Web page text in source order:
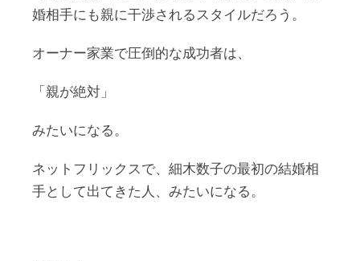
婚相手にも親に干渉されるスタイルだろう。
オーナー家業で圧倒的な成功者は、
「親が絶対」
みたいになる。
ネットフリックスで、細木数子の最初の結婚相
手として出てきた人、みたいになる。